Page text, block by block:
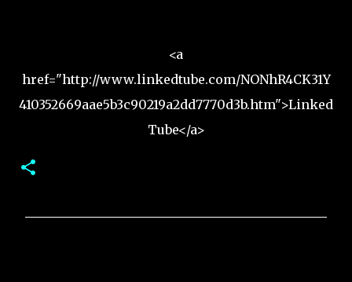
<a
href="http://www.linkedtube.com/NONhR4CK31Y
410352669aae5b3c90219a2dd7770d3b.htm">Linked
Tube</a>